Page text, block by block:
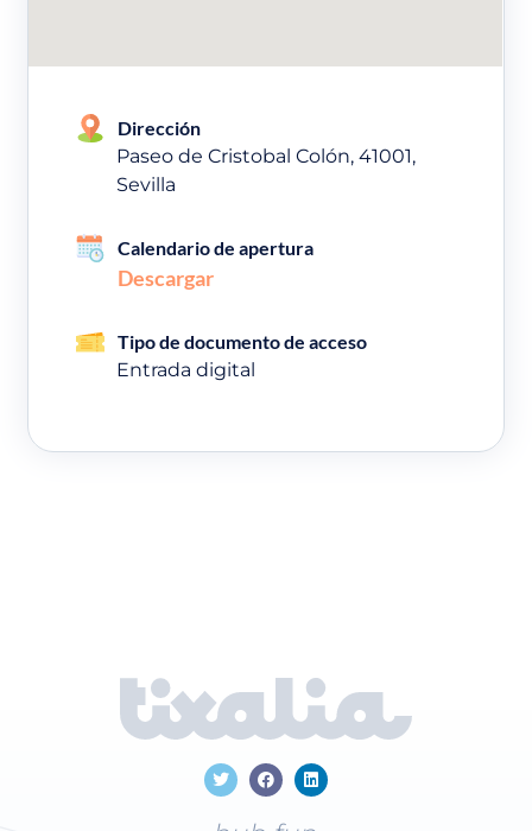
Dirección
Paseo de Cristobal Colón, 41001,
Sevilla
Calendario de apertura
Descargar
Tipo de documento de acceso
Entrada digital